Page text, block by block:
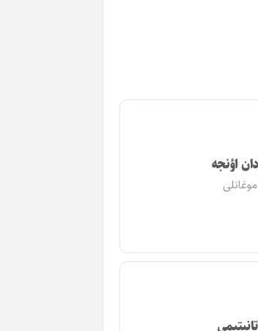
اؤنجه